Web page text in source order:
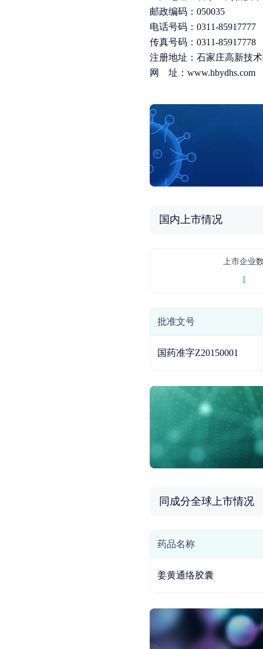
邮政编码：050035
电话号码：0311-85917777
传真号码：0311-85917778
注册地址：石家庄高新技
网 址：www.hbydhs.com
国内上市情况
上市企业
1
批准文号
国药准字Z20150001
同成分全球上市情况
药品名称
姜黄通络胶囊